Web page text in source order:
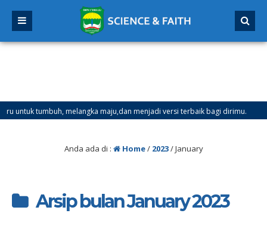
tumbuh, melangka maju,dan menjadi versi terbaik bagi dirimu.
Tanggal 21 Desember 2025 sd Tanggal 4 Januari 2026
Anda ada di : Home/ 2023/January
Arsip bulan January 2023